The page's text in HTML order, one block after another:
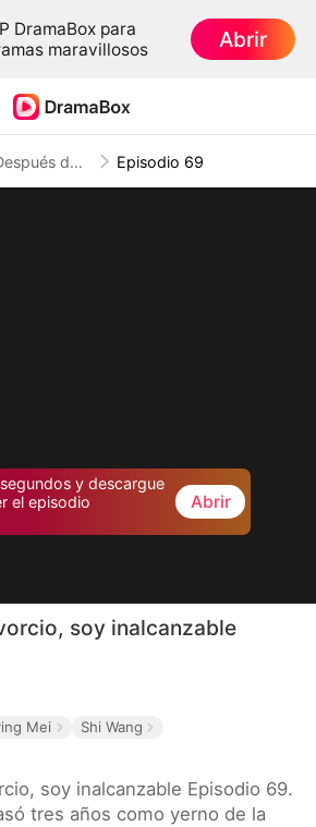
DramaBox para
maravillosos
Abrir
Después del divorcio, soy inalcanzable Episodio 69
y descargue
el episodio
Abrir
soy inalcanzable
Mei Shi Wang
soy inalcanzable Episodio 69.
tres años como yerno de la